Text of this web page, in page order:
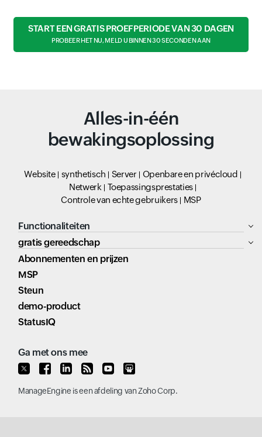
START EEN GRATIS PROEFPERIODE VAN 30 DAGEN
PROBEER HET NU, MELD U BINNEN 30 SECONDEN AAN
Alles-in-één
bewakingsoplossing
Website synthetisch Server
Openbare en privécloud
Netwerk
Toepassingsprestaties
Controle van echte gebruikers
MSP
Functionaliteiten
gratis gereedschap
Abonnementen en prijzen
MSP
Steun
demo-product
StatusIQ
Ga met ons mee
ManageEngine is een afdeling vanZoho Corp.